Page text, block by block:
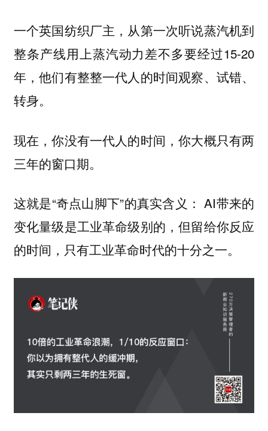
一个英国纺织厂主，从第一次听说蒸汽机到
整条产线用上蒸汽动力差不多要经过15-20
年，他们有整整一代人的时间观察、试错、
转身。
现在，你没有一代人的时间，你大概只有两
三年的窗口期。
这就是“奇点山脚下”的真实含义： AI带来的
变化量级是工业革命级别的，但留给你反应
的时间，只有工业革命时代的十分之一。